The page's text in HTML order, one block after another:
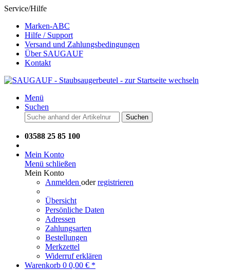
Service/Hilfe
Marken-ABC
Hilfe / Support
Versand und Zahlungsbedingungen
Über SAUGAUF
Kontakt
Menü
Suchen
Suchen
03588 25 85 100
Mein Konto
Menü schließen
Mein Konto
Anmelden oderregistrieren
Übersicht
Persönliche Daten
Adressen
Zahlungsarten
Bestellungen
Merkzettel
Widerruf erklären
Warenkorb 0 0,00 € *